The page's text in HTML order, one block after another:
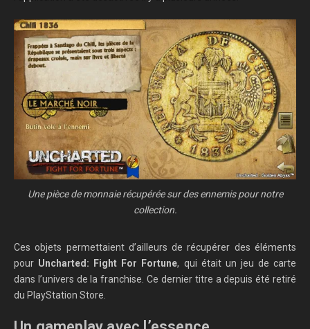
Une pièce de monnaie récupérée sur des ennemis pour notre
collection.
Ces objets permettaient d’ailleurs de récupérer des éléments
pour Uncharted: Fight For Fortune, qui était un jeu de carte
dans l’univers de la franchise. Ce dernier titre a depuis été retiré
du PlayStation Store.